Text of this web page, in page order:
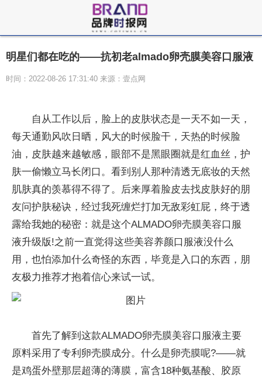
明星们都在吃的——抗初老almado卵壳膜美容口服液
时间：2022-08-26 17:31:40 来源：壹点网
自从工作以后，脸上的皮肤状态是一天不如一天，
每天通勤风吹日晒，风大的时候脸干，天热的时候脸
油，皮肤越来越敏感，眼部不是黑眼圈就是红血丝，护
肤一偷懒立马长闭口。看到别人那种清透无底妆的天然
肌肤真的羡慕得不得了。后来厚着脸皮去找皮肤好的朋
友问护肤秘诀，经过我死缠烂打加无敌彩虹屁，终于透
露给我她的秘密：就是这个ALMADO卵壳膜美容口服
液升级版!之前一直觉得这些美容养颜口服液没什么
用，也怕添加什么奇怪的东西，毕竟是入口的东西，朋
友极力推荐才抱着信心来试一试。
首先了解到这款ALMADO卵壳膜美容口服液主要
原料采用了专利卵壳膜成分。什么是卵壳膜呢?——就
是鸡蛋外壁那层超薄的薄膜，富含18种氨基酸、胶原